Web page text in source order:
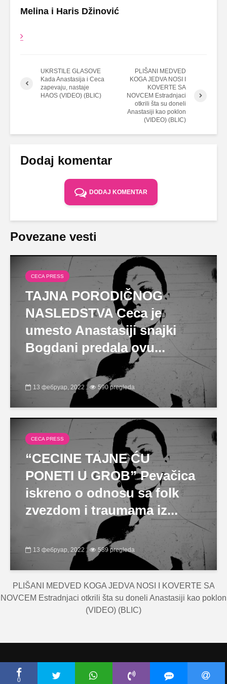
Melina i Haris Džinović
UKRSTILE GLASOVE
Kada Anastasija i Ceca
zapevaju, nastaje
HAOS (VIDEO) (BLIC)
PLIŠANI MEDVED
KOGA JEDVA NOSI I
KOVERTE SA
NOVCEM Estradnjaci
otkrili šta su doneli
Anastasiji kao poklon
(VIDEO) (BLIC)
Dodaj komentar
DODAJ KOMENTAR
Povezane vesti
CECA PRESS
TAJNA PORODIČNOG
NASLEDSTVA Ceca je
umesto Anastasiji snajki
Bogdani predala ovu...
13 фебруар, 2022 590 pregleda
CECA PRESS
“CECINE TAJNE ĆU
PONETI U GROB” Pevačica
iskreno o odnosu sa folk
zvezdom i traumama iz...
13 фебруар, 2022 589 pregleda
PLIŠANI MEDVED KOGA JEDVA NOSI I KOVERTE SA
NOVCEM Estradnjaci otkrili šta su doneli Anastasiji kao poklon
(VIDEO) (BLIC)
0